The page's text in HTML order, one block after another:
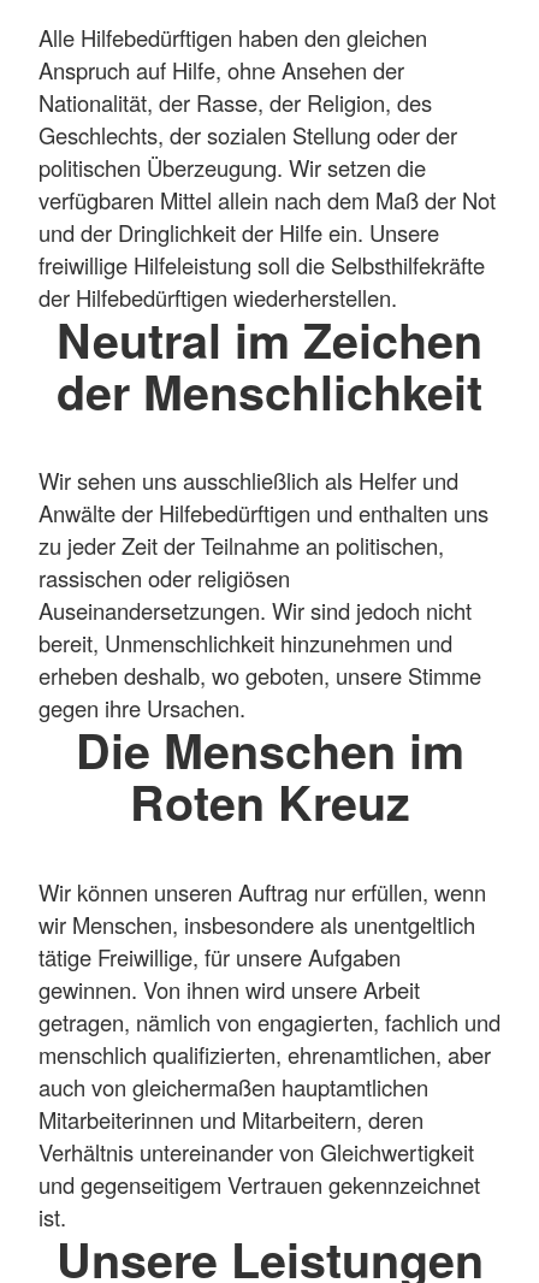
Alle Hilfebedürftigen haben den gleichen
Anspruch auf Hilfe, ohne Ansehen der
Nationalität, der Rasse, der Religion, des
Geschlechts, der sozialen Stellung oder der
politischen Überzeugung. Wir setzen die
verfügbaren Mittel allein nach dem Maß der Not
und der Dringlichkeit der Hilfe ein. Unsere
freiwillige Hilfeleistung soll die Selbsthilfekräfte
der Hilfebedürftigen wiederherstellen.
Neutral im Zeichen
der Menschlichkeit
Wir sehen uns ausschließlich als Helfer und
Anwälte der Hilfebedürftigen und enthalten uns
zu jeder Zeit der Teilnahme an politischen,
rassischen oder religiösen
Auseinandersetzungen. Wir sind jedoch nicht
bereit, Unmenschlichkeit hinzunehmen und
erheben deshalb, wo geboten, unsere Stimme
gegen ihre Ursachen.
Die Menschen im
Roten Kreuz
Wir können unseren Auftrag nur erfüllen, wenn
wir Menschen, insbesondere als unentgeltlich
tätige Freiwillige, für unsere Aufgaben
gewinnen. Von ihnen wird unsere Arbeit
getragen, nämlich von engagierten, fachlich und
menschlich qualifizierten, ehrenamtlichen, aber
auch von gleichermaßen hauptamtlichen
Mitarbeiterinnen und Mitarbeitern, deren
Verhältnis untereinander von Gleichwertigkeit
und gegenseitigem Vertrauen gekennzeichnet
ist.
Unsere Leistungen